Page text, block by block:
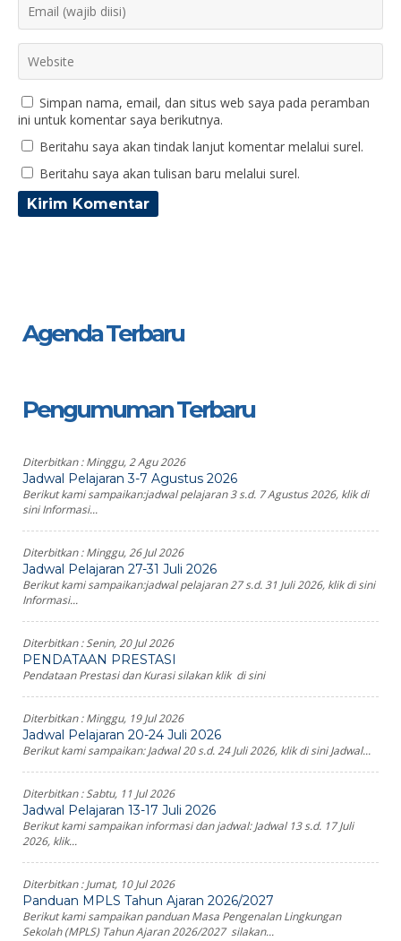
Simpan nama, email, dan situs web saya pada peramban
ini untuk komentar saya berikutnya.
Beritahu saya akan tindak lanjut komentar melalui surel.
Beritahu saya akan tulisan baru melalui surel.
Agenda Terbaru
Pengumuman Terbaru
Diterbitkan :Minggu, 2 Agu 2026
Jadwal Pelajaran 3-7 Agustus 2026
Berikut kami sampaikan:jadwal pelajaran 3 s.d. 7 Agustus 2026, klik di
sini Informasi...
Diterbitkan :Minggu, 26 Jul 2026
Jadwal Pelajaran 27-31 Juli 2026
Berikut kami sampaikan:jadwal pelajaran 27 s.d. 31 Juli 2026, klik di sini
Informasi...
Diterbitkan :Senin, 20 Jul 2026
PENDATAAN PRESTASI
Pendataan Prestasi dan Kurasi silakan klik di sini
Diterbitkan :Minggu, 19 Jul 2026
Jadwal Pelajaran 20-24 Juli 2026
Berikut kami sampaikan: Jadwal 20 s.d. 24 Juli 2026, klik di sini Jadwal...
Diterbitkan :Sabtu, 11 Jul 2026
Jadwal Pelajaran 13-17 Juli 2026
Berikut kami sampaikan informasi dan jadwal: Jadwal 13 s.d. 17 Juli
2026, klik...
Diterbitkan :Jumat, 10 Jul 2026
Panduan MPLS Tahun Ajaran 2026/2027
Berikut kami sampaikan panduan Masa Pengenalan Lingkungan
Sekolah (MPLS) Tahun Ajaran 2026/2027 silakan...